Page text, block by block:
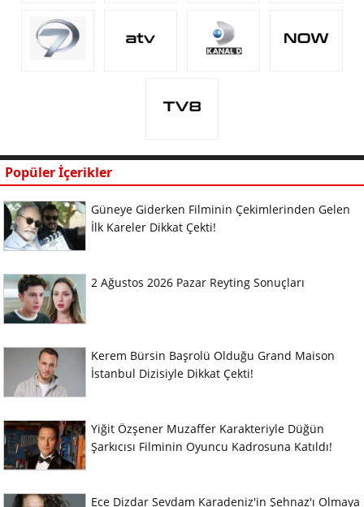
Popüler İçerikler
Güneye Giderken Filminin Çekimlerinden Gelen
İlk Kareler Dikkat Çekti!
2 Ağustos 2026 Pazar Reyting Sonuçları
Kerem Bürsin Başrolü Olduğu Grand Maison
İstanbul Dizisiyle Dikkat Çekti!
Yiğit Özşener Muzaffer Karakteriyle Düğün
Şarkıcısı Filminin Oyuncu Kadrosuna Katıldı!
Ece Dizdar Sevdam Karadeniz'in Şehnaz'ı Olmaya